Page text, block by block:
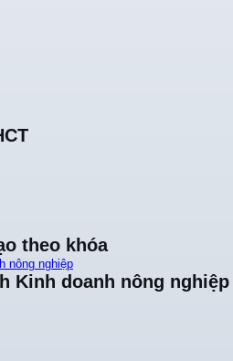
theo khóa
nông nghiệp
Kinh doanh nông nghiệp